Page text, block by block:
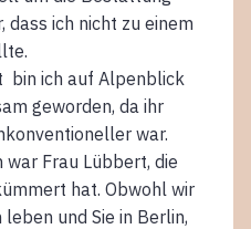
dass ich nicht zu einem
bin ich auf Alpenblick
geworden, da ihr
war.
Frau Lübbert, die
hat. Obwohl wir
und Sie in Berlin,